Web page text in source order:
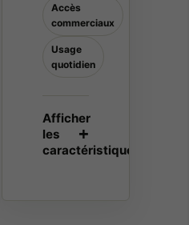
Accès
commerciaux
Usage
quotidien